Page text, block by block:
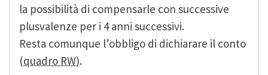
la possibilità di compensarle con successive
plusvalenze per i 4 anni successivi.
Resta comunque l’obbligo di dichiarare il conto
(quadro RW).